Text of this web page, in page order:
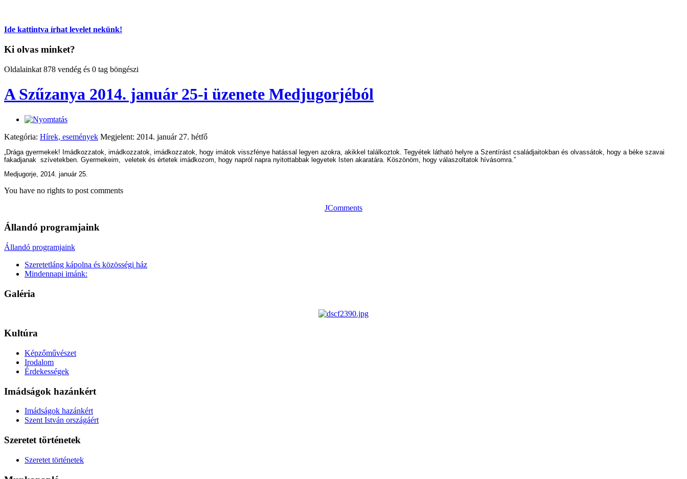
Ide kattintva írhat levelet nekünk!
Ki olvas minket?
Oldalainkat 878 vendég és 0 tag böngészi
A Szűzanya 2014. január 25-i üzenete Medjugorjéból
Kategória: Hírek, események Megjelent: 2014. január 27. hétfő
„Drága gyermekek! Imádkozzatok, imádkozzatok, imádkozzatok, hogy imátok visszfénye hatással legyen azokra, akikkel találkoztok. Tegyétek látható helyre a Szentírást családjaitokban és olvassátok, hogy a béke szavai
fakadjanak szívetekben. Gyermekeim, veletek és értetek imádkozom, hogy napról napra nyitottabbak legyetek Isten akaratára. Köszönöm, hogy válaszoltatok hívásomra.”
Medjugorje, 2014. január 25.
You have no rights to post comments
JComments
Állandó programjaink
Állandó programjaink
Szeretetláng kápolna és közösségi ház
Mindennapi imánk:
Galéria
Kultúra
Képzőművészet
Irodalom
Érdekességek
Imádságok hazánkért
Imádságok hazánkért
Szent István országáért
Szeretet történetek
Szeretet történetek